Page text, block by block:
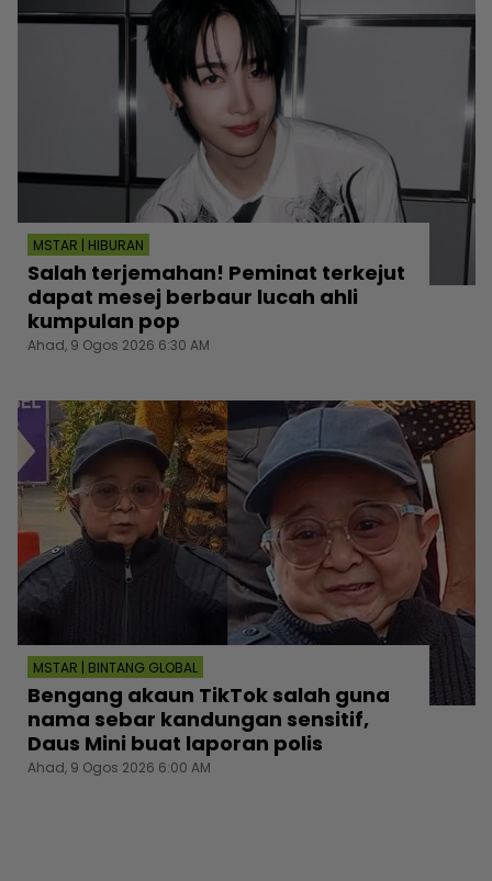
MSTAR | HIBURAN
Salah terjemahan! Peminat terkejut
dapat mesej berbaur lucah ahli
kumpulan pop
Ahad, 9 Ogos 2026 6:30 AM
MSTAR | BINTANG GLOBAL
Bengang akaun TikTok salah guna
nama sebar kandungan sensitif,
Daus Mini buat laporan polis
Ahad, 9 Ogos 2026 6:00 AM